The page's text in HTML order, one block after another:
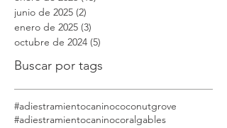
Archivo
abril de 2026 (2)2 entradas
marzo de 2026
(1)1 entrada
enero de 2026 (15)15 entradas
junio de 2025 (2)2 entradas
enero de 2025 (3)3 entradas